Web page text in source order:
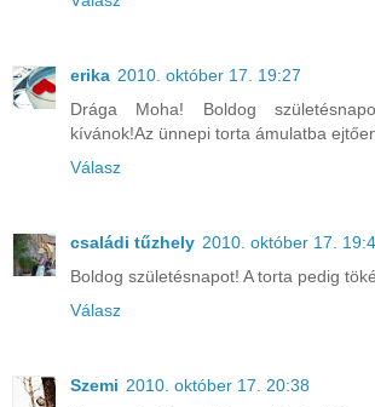
erika 2010. október 17. 19:27
Drága Moha! Boldog
kívánok!Az ünnepi torta ámulatba
Válasz
családi tűzhely 2010. október 17.
Boldog születésnapot! A torta pedig
Válasz
Szemi 2010. október 17. 20:38